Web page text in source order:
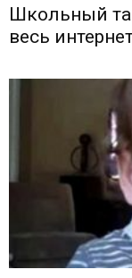
Школьный
весь